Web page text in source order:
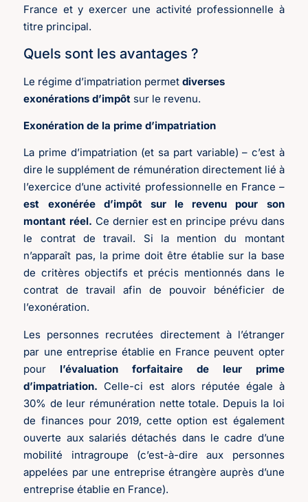
France et y exercer une activité professionnelle à
titre principal.
Quels sont les avantages ?
Le régime d’impatriation permetdiverses
exonérations d’impôt sur le revenu.
Exonération de la prime d’impatriation
La prime d’impatriation (et sa part variable) – c’est à
dire le supplément de rémunération directement lié à
l’exercice d’une activité professionnelle en France –
est exonérée d’impôt sur le revenu pour son
montant réel. Ce dernier est en principe prévu dans
le contrat de travail. Si la mention du montant
n’apparaît pas, la prime doit être établie sur la base
de critères objectifs et précis mentionnés dans le
contrat de travail afin de pouvoir bénéficier de
l’exonération.
Les personnes recrutées directement à l’étranger
par une entreprise établie en France peuvent opter
pour l’évaluation forfaitaire de leur prime
d’impatriation. Celle-ci est alors réputée égale à
30% de leur rémunération nette totale. Depuis la loi
de finances pour 2019, cette option est également
ouverte aux salariés détachés dans le cadre d’une
mobilité intragroupe (c’est-à-dire aux personnes
appelées par une entreprise étrangère auprès d’une
entreprise établie en France).